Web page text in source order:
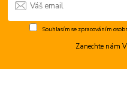
Souhlasím se zpracováním
Zanechte nám